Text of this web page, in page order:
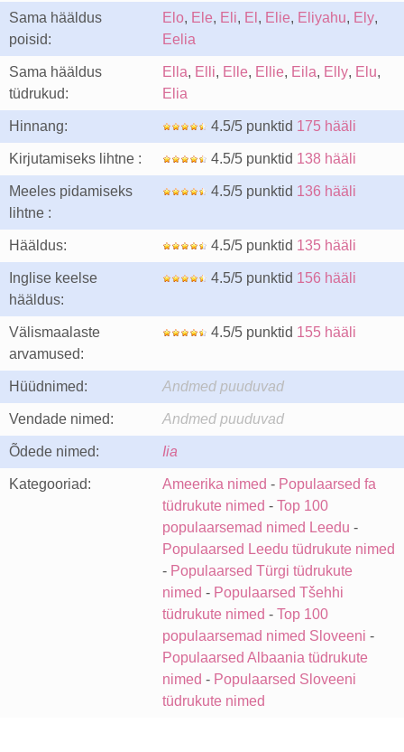
Sama hääldus
poisid:
Elo, Ele, Eli, El , Elie, Eliyahu, Ely,
Eelia
Sama hääldus
tüdrukud:
Ella, Elli, Elle, Ellie, Eila, Elly, Elu,
Elia
Hinnang: 4.5/5 punktid 175 hääli
Kirjutamiseks lihtne : 4.5/5 punktid 138 hääli
Meeles pidamiseks
lihtne :
4.5/5 punktid 136 hääli
Hääldus: 4.5/5 punktid 135 hääli
Inglise keelse
hääldus:
4.5/5 punktid 156 hääli
Välismaalaste
arvamused:
4.5/5 punktid 155 hääli
Hüüdnimed: Andmed puuduvad
Vendade nimed: Andmed puuduvad
Õdede nimed: Iia
Kategooriad: Ameerika nimed - Populaarsed fa
tüdrukute nimed - Top 100
populaarsemad nimed Leedu -
Populaarsed Leedu tüdrukute nimed
- Populaarsed Türgi tüdrukute
nimed - Populaarsed Tšehhi
tüdrukute nimed - Top 100
populaarsemad nimed Sloveeni -
Populaarsed Albaania tüdrukute
nimed - Populaarsed Sloveeni
tüdrukute nimed